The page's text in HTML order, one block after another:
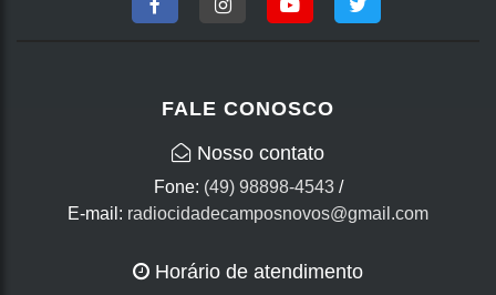
FALE CONOSCO
Nosso contato
Fone: (49) 98898-4543/
E-mail: radiocidadecamposnovos@gmail.com
Horário de atendimento